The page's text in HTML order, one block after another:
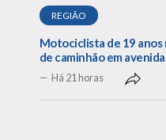
REGIÃO
Motociclista de 19 anos
de caminhão em
Há 21 horas